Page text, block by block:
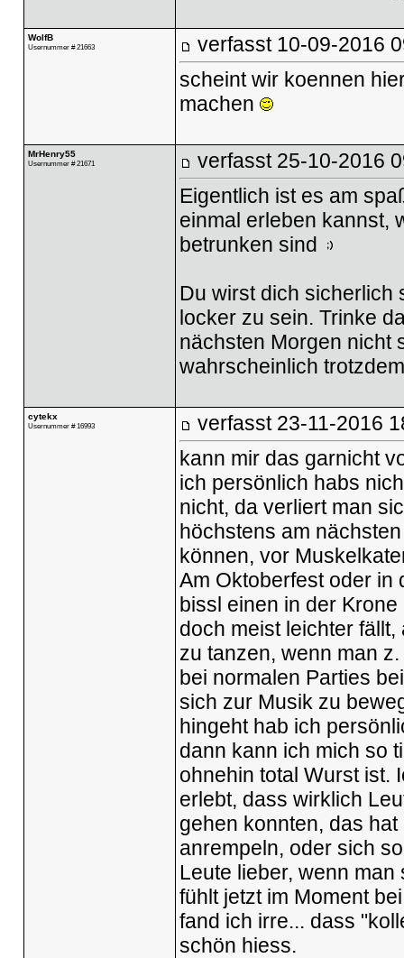
WolfB
Usernummer # 21663 verfasst 10-09-2016
scheint wir koennen
machen
MrHenry55
Usernummer # 21671 verfasst 25-10-2016
Eigentlich ist es am
einmal erleben kannst,
betrunken sind
Du wirst dich sicherlich
locker zu sein. Trinke
nächsten Morgen nicht
wahrscheinlich
cytekx
Usernummer # 16993 verfasst 23-11-2016
kann mir das garnicht
ich persönlich habs
nicht, da verliert man
höchstens am
können, vor
Am Oktoberfest oder in
bissl einen in der
doch meist leichter
zu tanzen, wenn man
bei normalen Parties
sich zur Musik zu
hingeht hab ich
dann kann ich mich so
ohnehin total Wurst ist.
erlebt, dass wirklich
gehen konnten, das
anrempeln, oder sich
Leute lieber, wenn
fühlt jetzt im Moment
fand ich irre... dass
schön hiess.